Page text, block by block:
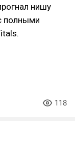
нишу
полными
118